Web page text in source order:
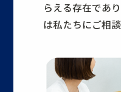
らえる存在であり
は私たちにご相談